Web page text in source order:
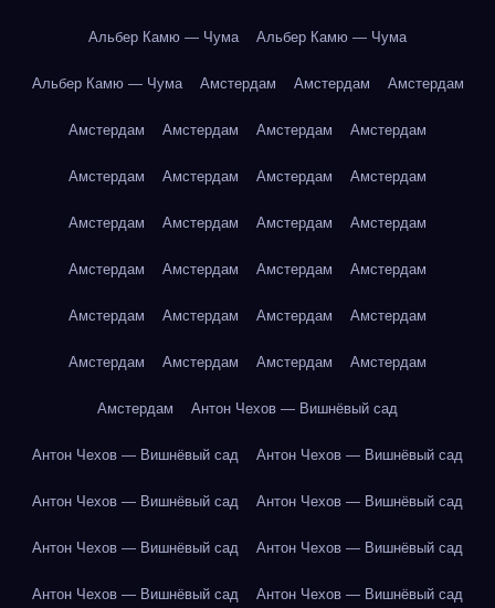
Альбер Камю — Чума Альбер Камю — Чума
Альбер Камю — Чума Амстердам Амстердам Амстердам
Амстердам Амстердам Амстердам Амстердам
Амстердам Амстердам Амстердам Амстердам
Амстердам Амстердам Амстердам Амстердам
Амстердам Амстердам Амстердам Амстердам
Амстердам Амстердам Амстердам Амстердам
Амстердам Амстердам Амстердам Амстердам
Амстердам Антон Чехов — Вишнёвый сад
Антон Чехов — Вишнёвый сад Антон Чехов — Вишнёвый сад
Антон Чехов — Вишнёвый сад Антон Чехов — Вишнёвый сад
Антон Чехов — Вишнёвый сад Антон Чехов — Вишнёвый сад
Антон Чехов — Вишнёвый сад Антон Чехов — Вишнёвый сад